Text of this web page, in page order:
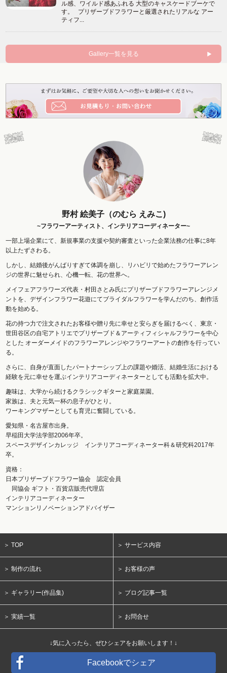
ル感、ワイルド感あふれる 大型のキャスケードブーケで
す。 プリザーブドフラワーと厳選されたリアルな アー
ティフ...
Gallery一覧を見る
野村 絵美子（のむら えみこ)
~フラワーアーティスト、インテリアコーディネーター~
一部上場企業にて、新規事業の支援や契約審査といった企業法務の仕事に8年
以上たずさわる。
しかし、結婚後がんばりすぎて体調を崩し、リハビリで始めたフラワーアレン
ジの世界に魅せられ、心機一転、花の世界へ。
メイフェアフラワーズ代表・村田さとみ氏にプリザーブドフラワーアレンジメ
ントを、デザインフラワー花遊にてブライダルフラワーを学んだのち、創作活
動を始める。
花の持つ力で注文されたお客様や贈り先に幸せと安らぎを届けるべく、東京・
世田谷区の自宅アトリエでプリザーブド＆アーティフィシャルフラワーを中心
とした オーダーメイドのフラワーアレンジやフラワーアートの創作を行ってい
る。
さらに、自身が直面したパートナーシップ上の課題や婚活、結婚生活における
経験を元に幸せを運ぶインテリアコーディネーターとしても活動を拡大中。
趣味は、大学から続けるクラシックギターと家庭菜園。
家族は、夫と元気一杯の息子がひとり。
ワーキングマザーとしても育児に奮闘している。
愛知県・名古屋市出身。
早稲田大学法学部2006年卒。
スペースデザインカレッジ インテリアコーディネーター科＆研究科2017年
卒。
資格：
日本プリザーブドフラワー協会 認定会員
同協会 ギフト・百貨店販売代理店
インテリアコーディネーター
マンションリノベーションアドバイザー
＞ TOP ＞ サービス内容
＞ 制作の流れ ＞ お客様の声
＞ ギャラリー(作品集) ＞ ブログ記事一覧
＞ 実績一覧 ＞ お問合せ
↓気に入ったら、ぜひシェアをお願いします！↓
Facebookでシェア